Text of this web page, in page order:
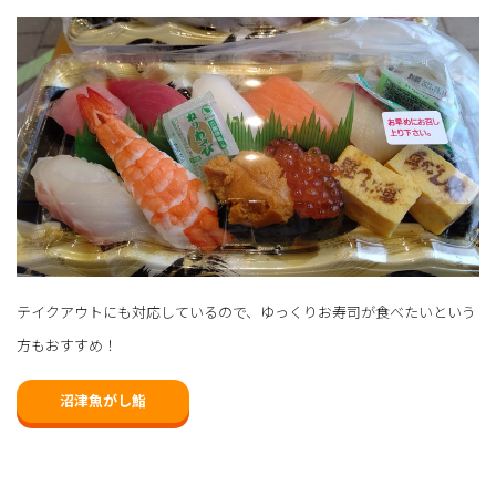
テイクアウトにも対応しているので、ゆっくりお寿司が食べたいという
方もおすすめ！
沼津魚がし鮨